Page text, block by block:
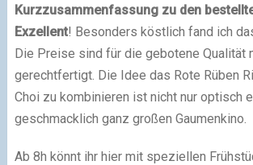
Kurzzusammenfassung zu den
Exzellent! Besonders köstlich fand ich
Die Preise sind für die gebotene Qualität
gerechtfertigt. Die Idee das Rote Rüben
Choi zu kombinieren ist nicht nur optisch
geschmacklich ganz großen Gaumenkino.
Ab 8h könnt ihr hier mit speziellen